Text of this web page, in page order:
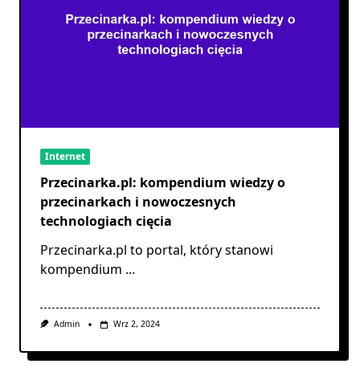
Internet
Przecinarka.pl: kompendium wiedzy o
przecinarkach i nowoczesnych
technologiach cięcia
Przecinarka.pl to portal, który stanowi
kompendium ...
Admin Wrz 2, 2024